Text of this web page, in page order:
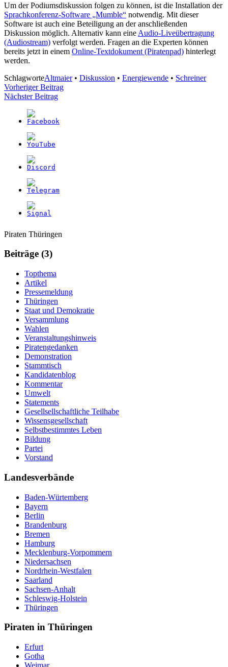
Um der Podiumsdiskussion folgen zu können, ist die Installation der
Sprachkonferenz-Software „Mumble“ notwendig. Mit dieser
Software ist auch eine Beteiligung an der anschließenden
Diskussion möglich. Alternativ kann eine Audio-Liveübertragung
(Audiostream) verfolgt werden. Fragen an die Experten können
bereits jetzt in einem Online-Textdokument (Piratenpad) hinterlegt
werden.
SchlagworteAltmaier• Diskussion • Energiewende • Schreiner
Beitragsnavigation
Vorheriger Beitrag
Nächster Beitrag
Weitere
Informationen
Navigation
Piraten Thüringen
Beiträge (3)
Topthema
Artikel
Pressemeldung
Thüringen
Staat und Demokratie
Versammlung
Wahlen
Veranstaltungshinweis
Piratengedanken
Demonstration
Stammtisch
Kandidatenblog
Kommentar
Umwelt
Statements
Gesellsellschaftliche Teilhabe
Wissensgesellschaft
Selbstbestimmtes Leben
Bildung
Partei
Vorstand
Landesverbände
Baden-Würtemberg
Bayern
Berlin
Brandenburg
Bremen
Hamburg
Mecklenburg-Vorpommern
Niedersachsen
Nordrhein-Westfalen
Saarland
Sachsen-Anhalt
Schleswig-Holstein
Thüringen
Piraten in Thüringen
Erfurt
Gotha
Weimar